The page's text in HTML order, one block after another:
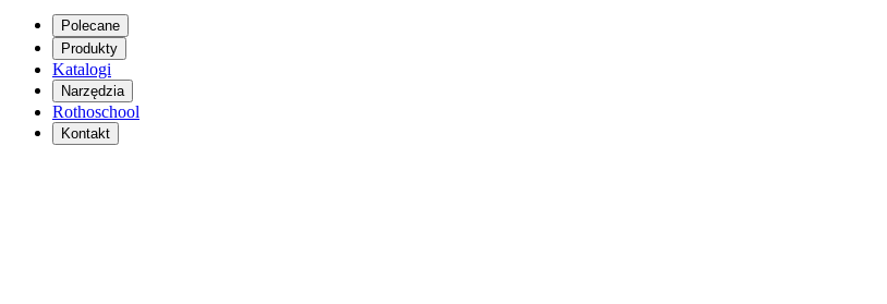
Polecane
Produkty
Katalogi
Narzędzia
Rothoschool
Kontakt